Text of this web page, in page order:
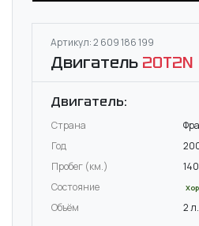
Артикул: 2 609 186 199
Двигатель 20T2N
Двигатель:
Страна
Год
Пробег (км.)
Состояние
Объём 2